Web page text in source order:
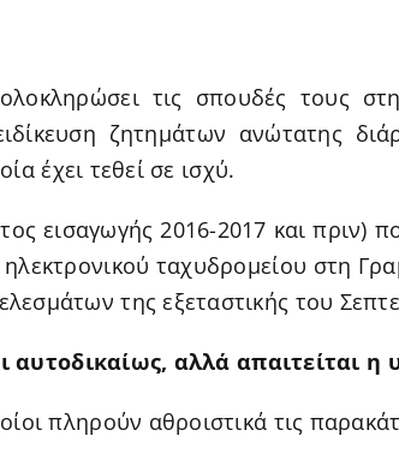
τις σπουδές τους
ζητημάτων ανώτατης
έχει τεθεί σε ισχύ.
εισαγωγής 2016-2017 και πριν)
ταχυδρομείου στη
της εξεταστικής του
αυτοδικαίως, αλλά απαιτείται η
πληρούν αθροιστικά τις